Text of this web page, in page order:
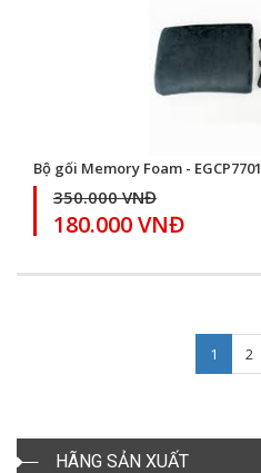
Bộ gối Memory Foam - EGCP7701
350.000 VNĐ
180.000 VNĐ
1 2
HÃNG SẢN XUẤT